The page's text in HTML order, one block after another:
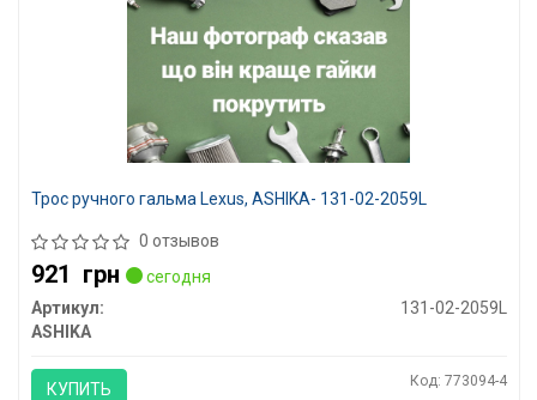
Трос ручного гальма Lexus, ASHIKA- 131-02-2059L
0 отзывов
921 грн
сегодня
Артикул:
131-02-2059L
ASHIKA
КУПИТЬ Код: 773094-4